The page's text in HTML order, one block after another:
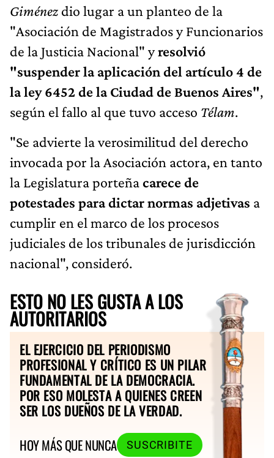
Giménez dio lugar a un planteo de la
"Asociación de Magistrados y Funcionarios
de la Justicia Nacional" yresolvió
"suspender la aplicación del artículo 4 de
la ley 6452 de la Ciudad de Buenos Aires",
según el fallo al que tuvo acceso Télam.
"Se advierte la verosimilitud del derecho
invocada por la Asociación actora, en tanto
la Legislatura porteñacarece de
potestades para dictar normas adjetivas a
cumplir en el marco de los procesos
judiciales de los tribunales de jurisdicción
nacional", consideró.
ESTO NO LES GUSTA A LOS
AUTORITARIOS
EL EJERCICIO DEL PERIODISMO
PROFESIONAL Y CRÍTICO ES UN PILAR
FUNDAMENTAL DE LA DEMOCRACIA.
POR ESO MOLESTA A QUIENES CREEN
SER LOS DUEÑOS DE LA VERDAD.
HOY MÁS QUE NUNCA
SUSCRIBITE